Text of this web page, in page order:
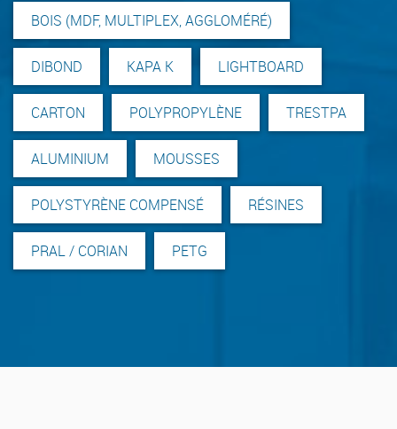
BOIS (MDF, MULTIPLEX, AGGLOMÉRÉ)
DIBOND KAPA K LIGHTBOARD
CARTON POLYPROPYLÈNE TRESTPA
ALUMINIUM MOUSSES
POLYSTYRÈNE COMPENSÉ RÉSINES
PRAL / CORIAN PETG